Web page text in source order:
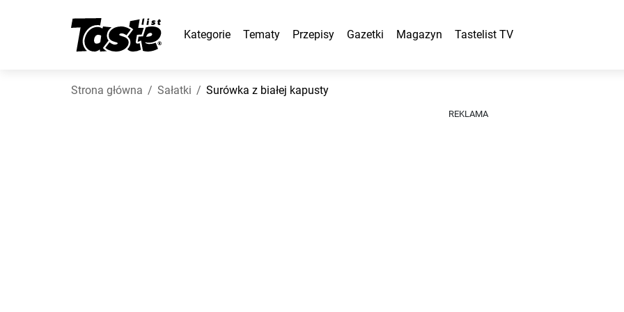
Kategorie Tematy Przepisy Gazetki Magazyn Tastelist TV
Strona główna Sałatki Surówka z białej kapusty
REKLAMA